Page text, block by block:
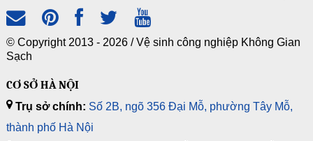
© Copyright 2013 - 2026 /Vệ sinh công nghiệp Không Gian
Sạch
CƠ SỞ HÀ NỘI
Trụ sở chính: Số 2B, ngõ 356 Đại Mỗ, phường Tây Mỗ,
thành phố Hà Nội